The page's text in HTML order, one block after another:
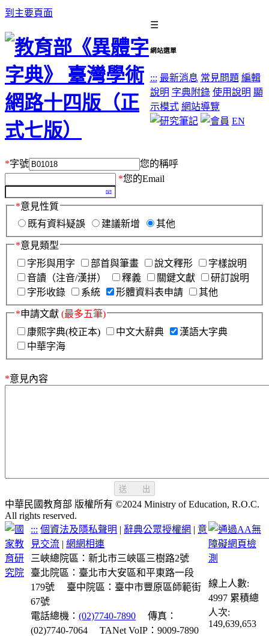
到主要頁面
☰
網站選單
::: 最新消息 常見問題 編輯
說明 字典附錄 使用說明 顯
示模式 網站導覽
EN
*字號
您的稱呼
*您的Email
*意見性質
既有資料疑誤
建議新增 其他
*意見類型
字形與用字
部首與筆畫 說文釋形
字樣說明
音讀（注音/漢拼）
釋義 關鍵文獻
研訂說明
字形收錄
系統 形體資料表申請 其他
*申請文獻 (最多五筆)
康熙字典(校正本)
中文大辭典
漢語大字典
中華字海
*意見內容
送 出
中華民國教育部 版權所有 ©2024 Ministry of Education, R.O.C.
All rights reserved.
::: 個資法及隱私聲明 | 辭典公眾授權網 | 意
見交流 |網網相連
三峽總院區：新北市三峽區三樹路2號
臺北院區：臺北市大安區和平東路一段
179號
臺中院區：臺中市豐原區師範街
67號
電話總機：(02)7740-7890
傳真：
(02)7740-7064
TANet VoIP：9009-7890
線上人數:
4997 累積總
人次:
149,639,653